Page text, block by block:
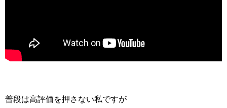
普段は高評価を押さない私ですが